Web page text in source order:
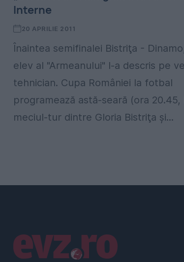
Interne
20 APRILIE 2011
Înaintea semifinalei Bistriţa -
elev al "Armeanului" l-a descris pe
tehnician. Cupa României la fotbal
programează astă-seară (ora 20.45,
meciul-tur dintre Gloria Bistriţa şi...
Linkuri utile